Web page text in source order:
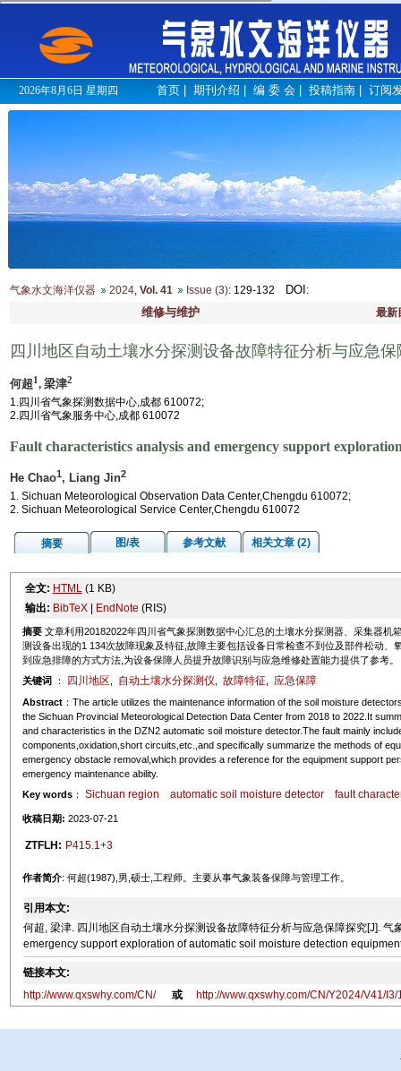
2026年8月6日 星期四 首页 期刊介绍 编 委 会 投稿指南 订阅
气象水文海洋仪器 2024, Vol. 41 Issue (3): 129-132 DOI :
维修与维护 最新
四川地区自动土壤水分探测设备故障特征分析与应急保
何超1, 梁津2
1.四川省气象探测数据中心,成都 610072;
2.四川省气象服务中心,成都 610072
Fault characteristics analysis and emergency support
He Chao1, Liang Jin2
1. Sichuan Meteorological Observation Data Center,Chengdu 610072;
2. Sichuan Meteorological Service Center,Chengdu 610072
摘要 图/表 参考文献 相关文章 (2)
全文: HTML(1 KB)
输出: BibTeX| EndNote (RIS)
摘要文章利用20182022年四川省气象探测数据中心汇总的土壤水分探测器、采集器机
测设备出现的1 134次故障现象及特征,故障主要包括设备日常检查不到位及部件松动
到应急排障的方式方法,为设备保障人员提升故障识别与应急维修处置能力提供了参考。
关键词
： 四川地区 自动土壤水分探测仪 故障特征, 应急保障
Abstract：The article utilizes the maintenance information of the soil moisture
the Sichuan Provincial Meteorological Detection Data Center from 2018 to 2022.It
and characteristics in the DZN2 automatic soil moisture detector.The fault mainly
components,oxidation,short circuits,etc.,and specifically summarize the methods of
emergency obstacle removal,which provides a reference for the equipment support
emergency maintenance ability.
Key words： Sichuan region automatic soil moisture detector fault
收稿日期: 2023-07-21
ZTFLH: P415.1+3
作者简介: 何超(1987),男,硕士,工程师。主要从事气象装备保障与管理工作。
引用本文:
何超, 梁津. 四川地区自动土壤水分探测设备故障特征分析与应急保障探究[J].
emergency support exploration of automatic soil moisture detection
链接本文:
http://www.qxswhy.com/CN/
或 http://www.qxswhy.com/CN/Y2024/V41/I3/